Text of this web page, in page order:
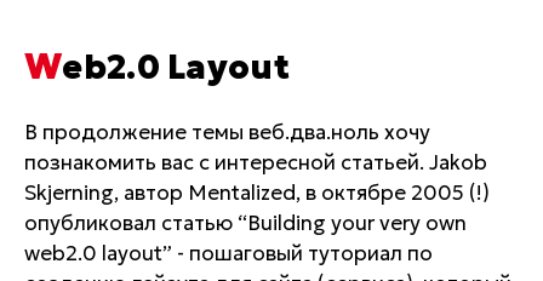
Отдельный вход \ Левый торец здания
info@lred.ru
Все контакты
Web2.0 Layout
В продолжение темы веб.два.ноль хочу
познакомить вас с интересной статьей. Jakob
Skjerning, автор Mentalized, в октябре 2005 (!)
опубликовал статью “Building your very own
web2.0 layout” - пошаговый туториал по